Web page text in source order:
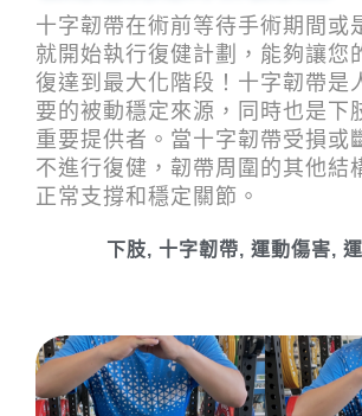
十字韌帶在術前等待手術期間或
就開始執行復健計劃，能夠讓您
復達到最大化階段！十字韌帶是
要的被動穩定來源，同時也是下
重要提供者。當十字韌帶受損或
不進行復健，韌帶周圍的其他結
正常支撐和穩定關節。
下肢, 十字韌帶, 運動傷害,